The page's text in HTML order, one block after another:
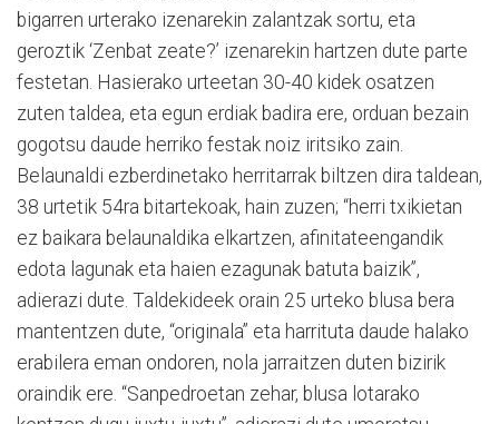
bigarren urterako izenarekin zalantzak sortu, eta
geroztik ‘Zenbat zeate?’ izenarekin hartzen dute parte
festetan. Hasierako urteetan 30-40 kidek osatzen
zuten taldea, eta egun erdiak badira ere, orduan bezain
gogotsu daude herriko festak noiz iritsiko zain.
Belaunaldi ezberdinetako herritarrak biltzen dira taldean,
38 urtetik 54ra bitartekoak, hain zuzen; “herri txikietan
ez baikara belaunaldika elkartzen, afinitateengandik
edota lagunak eta haien ezagunak batuta baizik”,
adierazi dute. Taldekideek orain 25 urteko blusa bera
mantentzen dute, “originala” eta harrituta daude halako
erabilera eman ondoren, nola jarraitzen duten bizirik
oraindik ere. “Sanpedroetan zehar, blusa lotarako